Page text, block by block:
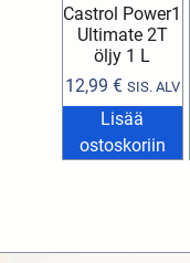
Castrol Power1
Ultimate 2T
öljy 1 L
12,99 € SIS. ALV
Lisää
ostoskoriin